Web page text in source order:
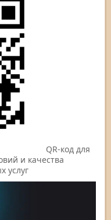
QR-код для
и качества
услуг